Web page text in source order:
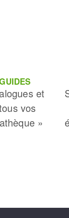
et
vos
»